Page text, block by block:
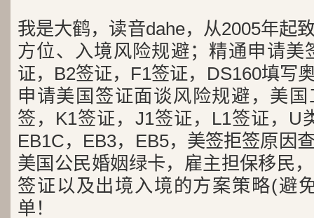
我是大鹤，读音dahe，从2005年起
方位、入境风险规避；精通申请美
证，B2签证，F1签证，DS160填写
申请美国签证面谈风险规避，美
签，K1签证，J1签证，L1签证，U
EB1C，EB3，EB5，美签拒签原因
美国公民婚姻绿卡，雇主担保移民
签证以及出境入境的方案策略(避
单！